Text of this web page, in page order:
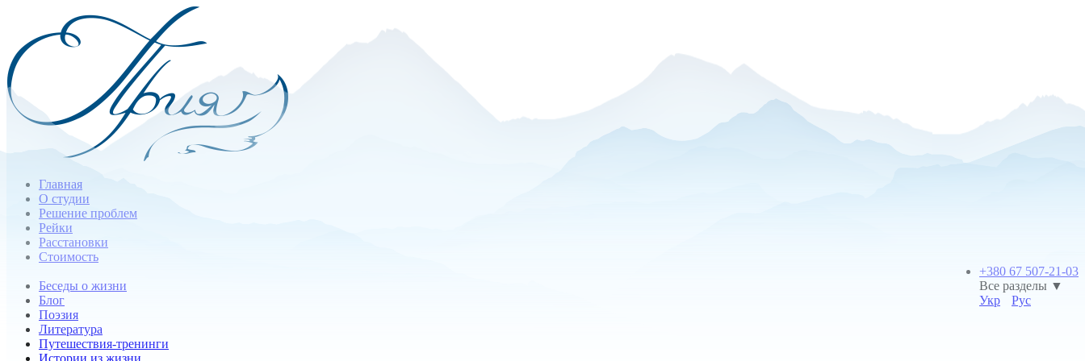
Главная
О студии
Решение проблем
Рейки
Расстановки
Стоимость
+380 67 507-21-03
Все разделы ▼
Укр
Рус
Беседы о жизни
Блог
Поэзия
Литература
Путешествия-тренинги
Истории из жизни